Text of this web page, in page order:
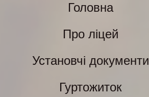
Головна
Про ліцей
Установчі документи
Гуртожиток